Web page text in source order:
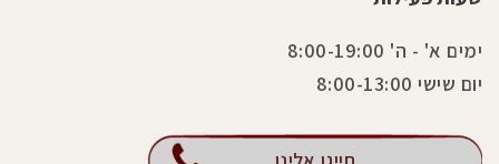
ימים א' - ה' 8:00-19:00
יום שישי 8:00-13:00